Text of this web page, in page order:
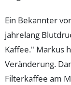
Ein Bekannter
jahrelang
Kaffee." Markus
Veränderung.
Filterkaffee am